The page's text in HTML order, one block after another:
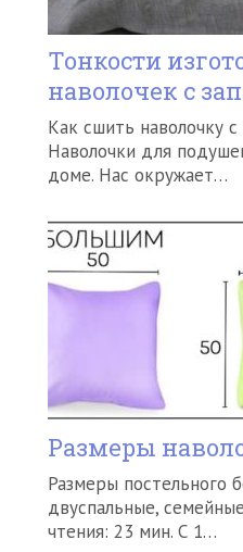
Тонкости
наволочек с
Как сшить наволочку
Наволочки для
доме. Нас окружает…
Размеры
Размеры постельного
двуспальные,
чтения: 23 мин. С 1…